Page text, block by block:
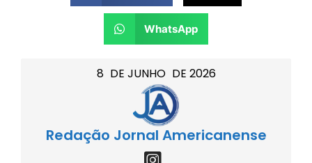
8 DE JUNHO DE 2026
Redação Jornal Americanense
WhatsApp